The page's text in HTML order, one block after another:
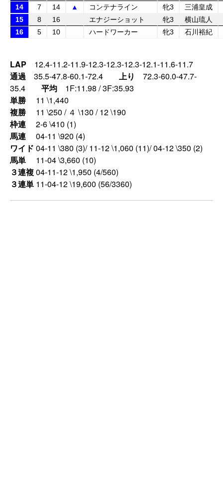
14
7 14 ▲ コンテナライン 牝3
三浦皇成
15
8 16 エナジーショット 牝3
横山琉人
16
5 10 ハードワーカー 牝3 石川裕紀
LAP 12.4-11.2-11.9-12.3-12.3-12.3-12.1-11.6-11.7
通過 35.5-47.8-60.1-72.4 上り 72.3-60.0-47.7-
35.4 平均 1F:11.98 / 3F:35.93
単勝
11 \1,440
複勝
11 \250 / ４ \130 / 12 \190
枠連
2-6 \410 (1)
馬連
04-11 \920 (4)
ワイド 04-11 \380 (3)/ 11-12 \1,060 (11)/ 04-12 \350 (2)
馬単
11-04 \3,660 (10)
３連複04-11-12 \1,950 (4/560)
３連単 11-04-12 \19,600 (56/3360)